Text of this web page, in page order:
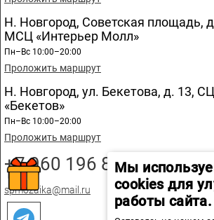
Н. Новгород, Советская площадь,
МСЦ «Интерьер Молл»
Пн–Вс 10:00–20:00
Проложить маршрут
Н. Новгород, ул. Бекетова, д. 13, СЦ
«Бекетов»
Пн–Вс 10:00–20:00
Проложить маршрут
+7 960 196 89 20
spmozaika@mail.ru
Мы
cookies для
работы сайта.